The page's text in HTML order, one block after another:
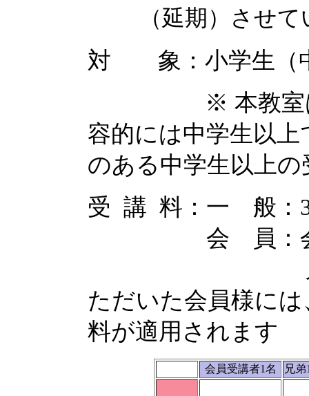
（延期）させ
対 象：小学生（
※ 本教室は小
容的には中学生以
のある中学生以上
受 講 料：一 般：
会 員：会員
ただいた会員様に
料が適用されます
会員受講者1名 兄